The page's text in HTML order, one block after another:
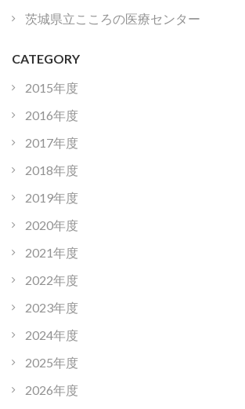
茨城県立こころの医療センター
CATEGORY
2015年度
2016年度
2017年度
2018年度
2019年度
2020年度
2021年度
2022年度
2023年度
2024年度
2025年度
2026年度